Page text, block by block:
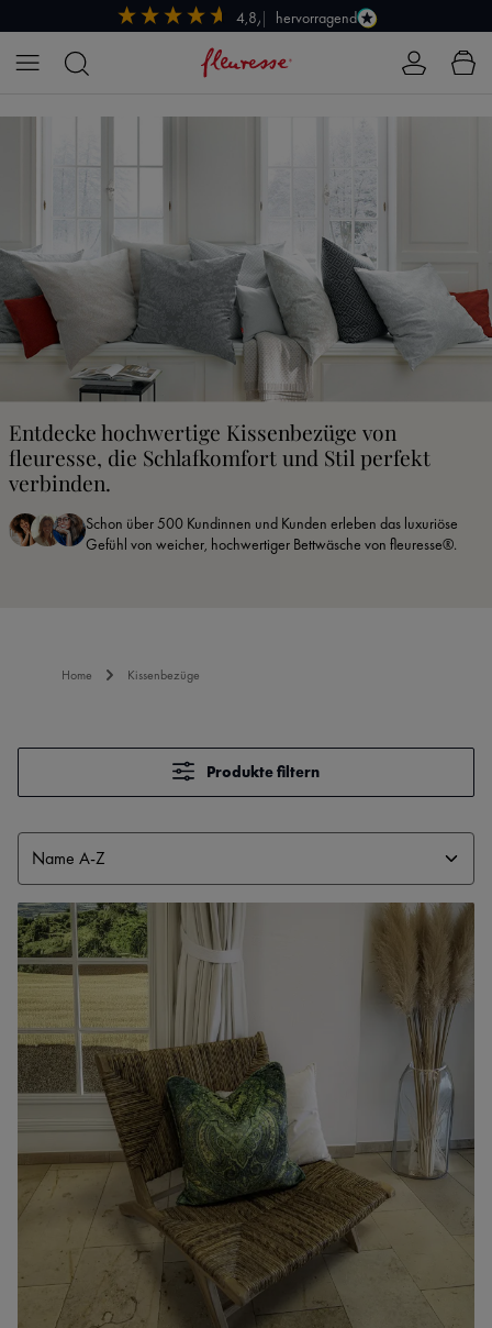
Zum Hauptinhalt springen hervorragend
4,8/5
Entdecke hochwertige Kissenbezüge von
fleuresse, die Schlafkomfort und Stil perfekt
verbinden.
Schon über 500 Kundinnen und Kunden erleben das luxuriöse
Gefühl von weicher, hochwertiger Bettwäsche von fleuresse®.
Home Kissenbezüge
Produkte filtern